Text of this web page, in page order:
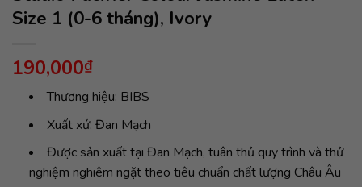
Size 1 (0-6 tháng), Ivory
190,000₫
Thương hiệu: BIBS
Xuất xứ: Đan Mạch
Được sản xuất tại Đan Mạch, tuân thủ quy trình và thử
nghiệm nghiêm ngặt theo tiêu chuẩn chất lượng Châu Âu